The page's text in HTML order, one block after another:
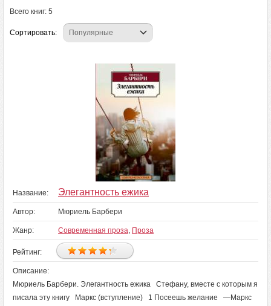
Всего книг: 5
Сортировать:
Название: Элегантность ежика
Автор: Мюриель Барбери
Жанр: Современная проза, Проза
Рейтинг:
Описание:
Мюриель Барбери. Элегантность ежика Стефану, вместе с которым я
писала эту книгу Маркс (вступление) 1 Посеешь желание —Маркс